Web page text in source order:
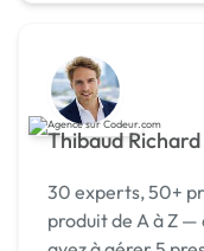
Thibaud Richard
30 experts, 50+
produit de A à Z —